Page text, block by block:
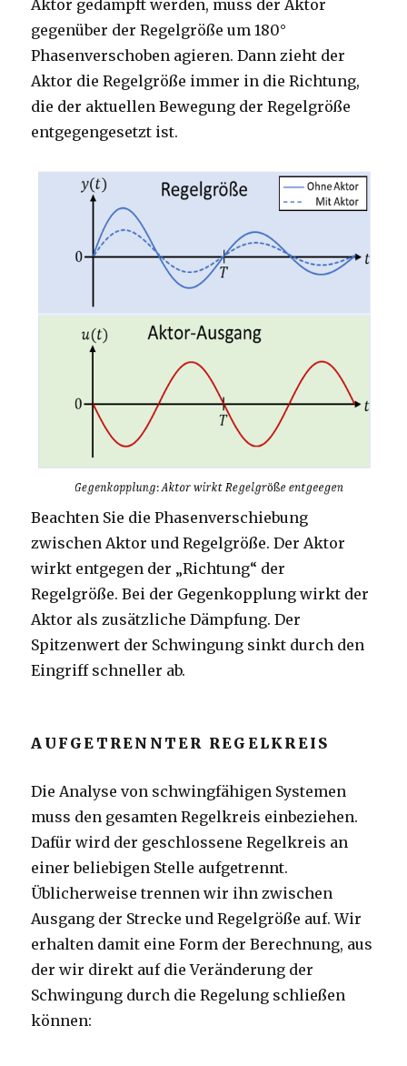
Aktor gedämpft werden, muss der Aktor
gegenüber der Regelgröße um 180°
Phasenverschoben agieren. Dann zieht der
Aktor die Regelgröße immer in die Richtung,
die der aktuellen Bewegung der Regelgröße
entgegengesetzt ist.
Beachten Sie die Phasenverschiebung
zwischen Aktor und Regelgröße. Der Aktor
wirkt entgegen der „Richtung“ der
Regelgröße. Bei der Gegenkopplung wirkt der
Aktor als zusätzliche Dämpfung. Der
Spitzenwert der Schwingung sinkt durch den
Eingriff schneller ab.
AUFGETRENNTER REGELKREIS
Die Analyse von schwingfähigen Systemen
muss den gesamten Regelkreis einbeziehen.
Dafür wird der geschlossene Regelkreis an
einer beliebigen Stelle aufgetrennt.
Üblicherweise trennen wir ihn zwischen
Ausgang der Strecke und Regelgröße auf. Wir
erhalten damit eine Form der Berechnung, aus
der wir direkt auf die Veränderung der
Schwingung durch die Regelung schließen
können: